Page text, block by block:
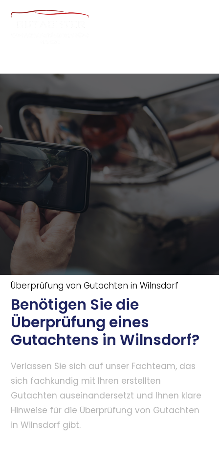
Überprüfung von Gutachten in Wilnsdorf
Benötigen Sie die
Überprüfung eines
Gutachtens in Wilnsdorf?
Verlassen Sie sich auf unser Fachteam, das
sich fachkundig mit Ihren erstellten
Gutachten auseinandersetzt und Ihnen klare
Hinweise für die Überprüfung von Gutachten
in Wilnsdorf gibt.